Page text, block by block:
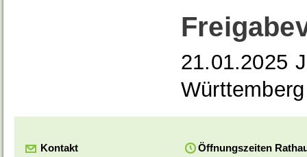
21.01.2025
Württemberg
Kontakt Öffnungszeiten